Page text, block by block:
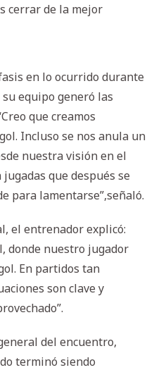
cerrar de la mejor
en lo ocurrido durante
equipo generó las
que creamos
Incluso se nos anula un
nuestra visión en el
que después se
para lamentarse”,señaló.
el entrenador explicó:
donde nuestro jugador
En partidos tan
son clave y
del encuentro,
terminó siendo